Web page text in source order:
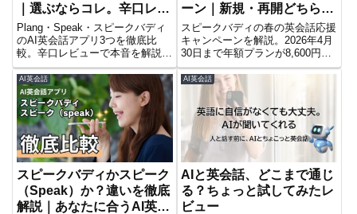
｜選ぶならコレ。辛口レビ
ューでズバッと比較
Plang・Speak・スピークバディ
のAI英会話アプリ3つを徹底比
較。辛口レビューで本音を解説。
おすすめタイプも紹介。
ーン｜新規・再開どちらも
対象
スピークバディの春の英会話応援
キャンペーンを解説。2026年4月
30日まで年額プランが8,600円
OFF、月額プランが1,200円
OFF。AI英会話で発話練習を増や
したい方に向けて、料金・注意
点・おすすめポイントをまとめま
した。
AI英会話
スピークバディかスピーク
（Speak）か？違いを徹底
解説｜あなたに合うAI英会
AI英会話
AIと英会話、どこまで通じ
る？ちょっと試してみたレ
ビュー